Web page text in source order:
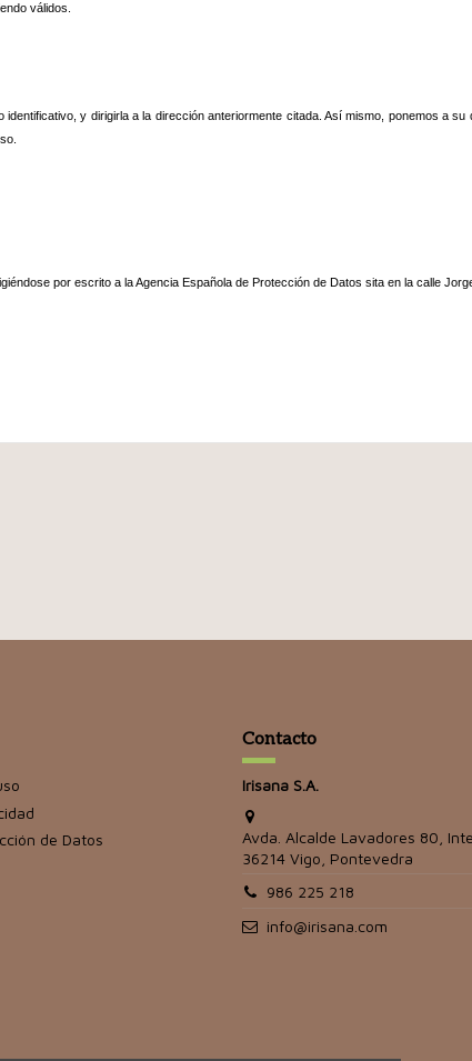
válidos.
y dirigirla a la dirección anteriormente citada. Así mismo, ponemos a
por escrito a la Agencia Española de Protección de Datos sita en la calle
de Datos
Contacto
Irisana S.A.
Avda. Alcalde Lavadores 80,
36214 Vigo, Pontevedra
986 225 218
info@irisana.com